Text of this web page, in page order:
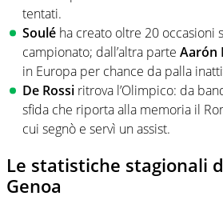
tentati.
Soulé ha creato oltre 20 occasioni
campionato; dall’altra parte Aarón
in Europa per chance da palla
De Rossi ritrova l’Olimpico: da
sfida che riporta alla memoria il
cui segnò e servì un assist.
Le statistiche stagionali
Genoa